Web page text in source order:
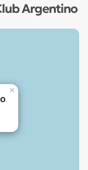
Argentino
×